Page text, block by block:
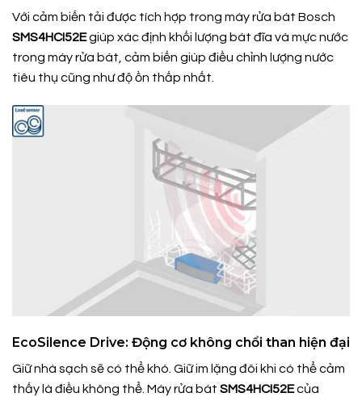
Với cảm biến tải được tích hợp trong máy rửa bát Bosch
SMS4HCI52Egiúp xác định khối lượng bát đĩa và mực nước
trong máy rửa bát, cảm biến giúp điều chỉnh lượng nước
tiêu thụ cũng như độ ồn thấp nhất.
EcoSilence Drive: Động cơ không chổi than hiện đại
Giữ nhà sạch sẽ có thể khó. Giữ im lặng đôi khi có thể cảm
thấy là điều không thể. Máy rửa bát SMS4HCI52Ecủa